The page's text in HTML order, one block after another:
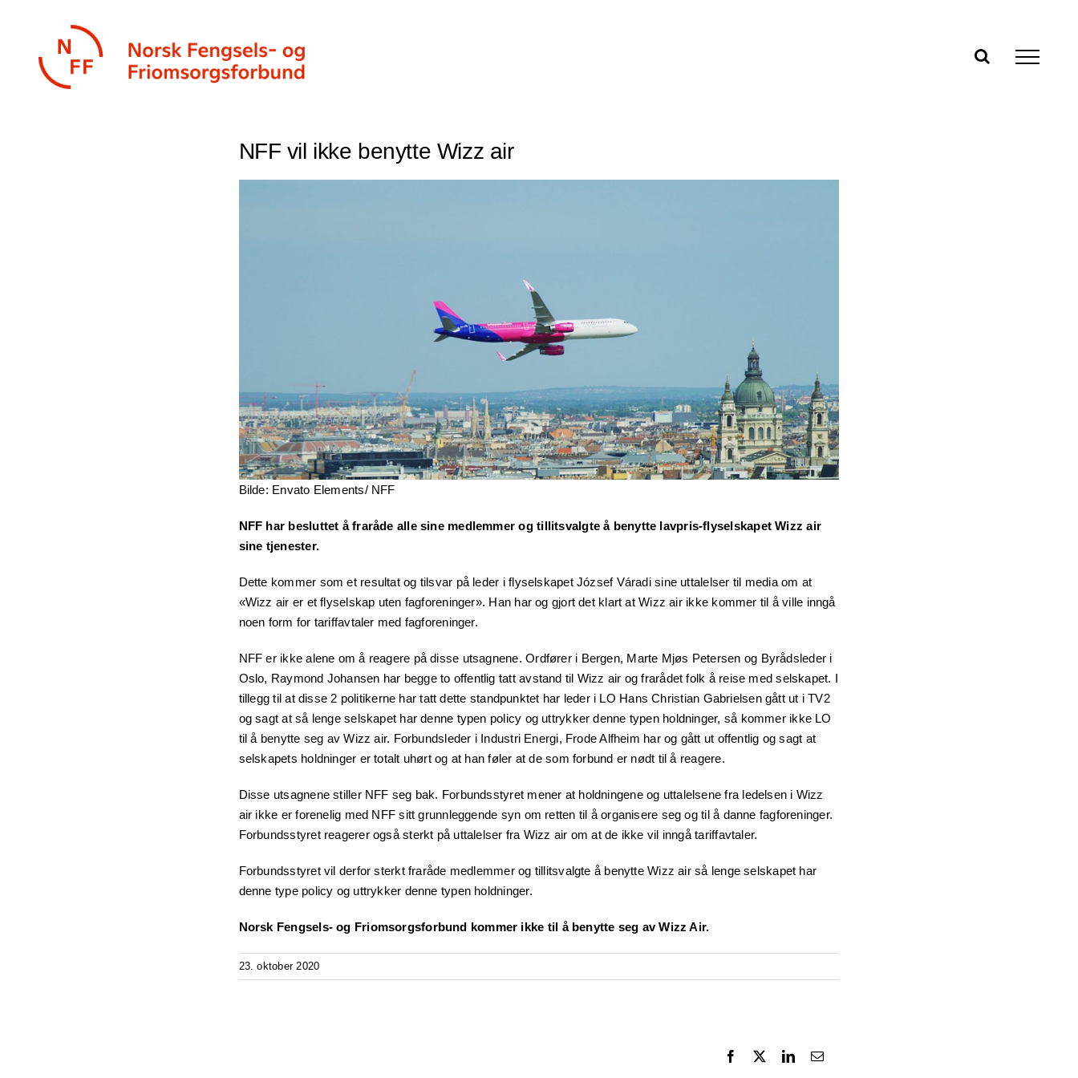
NFF vil ikke benytte Wizz air
Bilde: Envato Elements/ NFF
NFF har besluttet å fraråde alle sine medlemmer og tillitsvalgte å benytte lavpris-flyselskapet Wizz air
sine tjenester.
Dette kommer som et resultat og tilsvar på leder i flyselskapet József Váradi sine uttalelser til media om at
«Wizz air er et flyselskap uten fagforeninger». Han har og gjort det klart at Wizz air ikke kommer til å ville inngå
noen form for tariffavtaler med fagforeninger.
NFF er ikke alene om å reagere på disse utsagnene. Ordfører i Bergen, Marte Mjøs Petersen og Byrådsleder i
Oslo, Raymond Johansen har begge to offentlig tatt avstand til Wizz air og frarådet folk å reise med selskapet. I
tillegg til at disse 2 politikerne har tatt dette standpunktet har leder i LO Hans Christian Gabrielsen gått ut i TV2
og sagt at så lenge selskapet har denne typen policy og uttrykker denne typen holdninger, så kommer ikke LO
til å benytte seg av Wizz air. Forbundsleder i Industri Energi, Frode Alfheim har og gått ut offentlig og sagt at
selskapets holdninger er totalt uhørt og at han føler at de som forbund er nødt til å reagere.
Disse utsagnene stiller NFF seg bak. Forbundsstyret mener at holdningene og uttalelsene fra ledelsen i Wizz
air ikke er forenelig med NFF sitt grunnleggende syn om retten til å organisere seg og til å danne fagforeninger.
Forbundsstyret reagerer også sterkt på uttalelser fra Wizz air om at de ikke vil inngå tariffavtaler.
Forbundsstyret vil derfor sterkt fraråde medlemmer og tillitsvalgte å benytte Wizz air så lenge selskapet har
denne type policy og uttrykker denne typen holdninger.
Norsk Fengsels- og Friomsorgsforbund kommer ikke til å benytte seg av Wizz Air.
23. oktober 2020
Facebook LinkedInEmail